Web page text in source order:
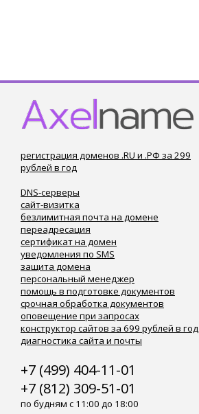
регистрация доменов .RU и .РФ за 299
рублей в год
DNS-серверы
сайт-визитка
безлимитная почта на домене
переадресация
сертификат на домен
уведомления по SMS
защита домена
персональный менеджер
помощь в подготовке документов
срочная обработка документов
оповещение при запросах
конструктор сайтов за 699 рублей в год
диагностика сайта и почты
+7 (499) 404-11-01
+7 (812) 309-51-01
по будням с 11:00 до 18:00